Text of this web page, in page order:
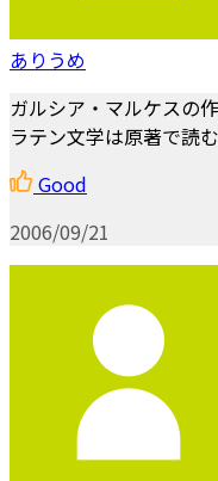
ありうめ
ガルシア・マルケスの
ラテン文学は原著で読
Good
2006/09/21